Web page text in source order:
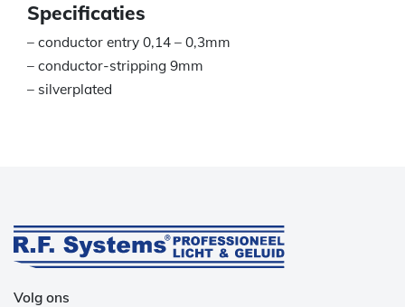
Specificaties
– conductor entry 0,14 – 0,3mm
– conductor-stripping 9mm
– silverplated
Volg ons